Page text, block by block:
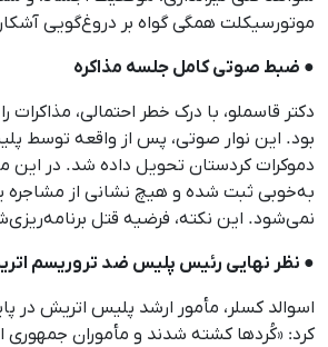
موتورسیکلت همگی گواه بر دروغ‌گویی آشکار
● ضبط صوتی کامل جلسه مذاکره
دکتر قاسملو، با درک خطر احتمالی، مذاکرات
بود. این نوار صوتی، پس از واقعه توسط
دموکرات کردستان تحویل داده شد. در این
به‌خوبی ثبت شده و هیچ نشانی از مشاجره
نمی‌شود. این نکته، فرضیه قتل
● نظر نهایی رئیس پلیس ضد تروریسم
اسوالد کسلر، مأمور ارشد پلیس اتریش در
کرد: «کُردها کشته شدند و مأموران جمهوری